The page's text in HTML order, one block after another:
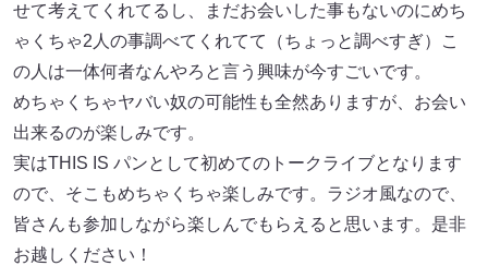
せて考えてくれてるし、まだお会いした事もないのにめち
ゃくちゃ2人の事調べてくれてて（ちょっと調べすぎ）こ
の人は一体何者なんやろと言う興味が今すごいです。
めちゃくちゃヤバい奴の可能性も全然ありますが、お会い
出来るのが楽しみです。
実はTHIS IS パンとして初めてのトークライブとなります
ので、そこもめちゃくちゃ楽しみです。ラジオ風なので、
皆さんも参加しながら楽しんでもらえると思います。是非
お越しください！